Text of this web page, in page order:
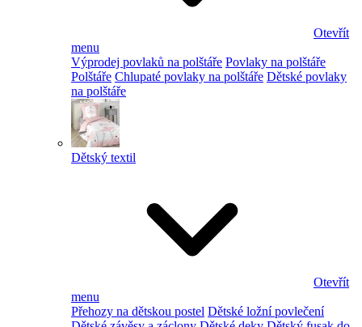
Otevřít
menu
Výprodej povlaků na polštáře Povlaky na polštáře
Polštáře Chlupaté povlaky na polštáře Dětské povlaky
na polštáře
Dětský textil
Otevřít
menu
Přehozy na dětskou postel Dětské ložní povlečení